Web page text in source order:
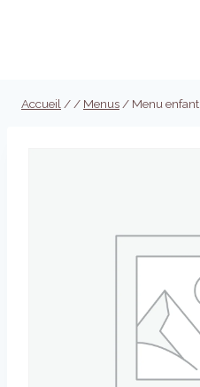
Accueil / / Menus / Menu enfant